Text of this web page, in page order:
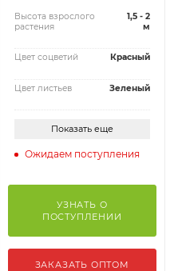
Высота взрослого
растения
1,5 - 2
м
Цвет соцветий Красный
Цвет листьев Зеленый
Показать еще
Ожидаем поступления
УЗНАТЬ О
ПОСТУПЛЕНИИ
ЗАКАЗАТЬ ОПТОМ